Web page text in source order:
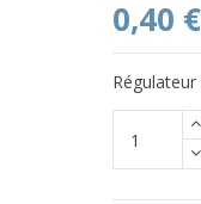
0,40 €